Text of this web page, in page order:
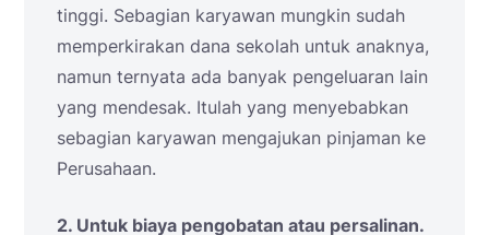
tinggi. Sebagian karyawan mungkin sudah
memperkirakan dana sekolah untuk anaknya,
namun ternyata ada banyak pengeluaran lain
yang mendesak. Itulah yang menyebabkan
sebagian karyawan mengajukan pinjaman ke
Perusahaan.
2. Untuk biaya pengobatan atau persalinan.